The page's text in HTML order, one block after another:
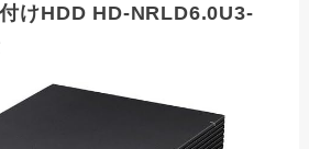
けHDD HD-NRLD6.0U3-